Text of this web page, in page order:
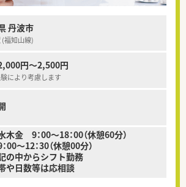
丹波市
(福知山線)
円～2,500円
により考慮します
木金 9：00～18：00（休憩60分）
00～12：30（休憩00分）
の中からシフト勤務
や日数等は応相談